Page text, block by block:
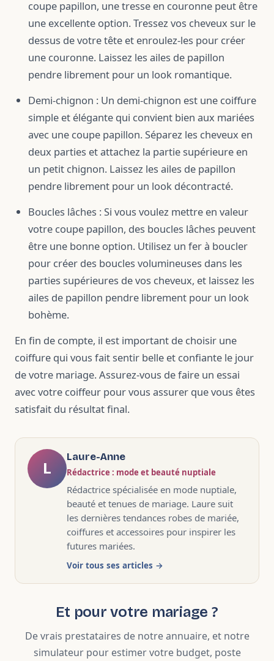
coupe papillon, une tresse en couronne peut être
une excellente option. Tressez vos cheveux sur le
dessus de votre tête et enroulez-les pour créer
une couronne. Laissez les ailes de papillon
pendre librement pour un look romantique.
Demi-chignon : Un demi-chignon est une coiffure
simple et élégante qui convient bien aux mariées
avec une coupe papillon. Séparez les cheveux en
deux parties et attachez la partie supérieure en
un petit chignon. Laissez les ailes de papillon
pendre librement pour un look décontracté.
Boucles lâches : Si vous voulez mettre en valeur
votre coupe papillon, des boucles lâches peuvent
être une bonne option. Utilisez un fer à boucler
pour créer des boucles volumineuses dans les
parties supérieures de vos cheveux, et laissez les
ailes de papillon pendre librement pour un look
bohème.
En fin de compte, il est important de choisir une
coiffure qui vous fait sentir belle et confiante le jour
de votre mariage. Assurez-vous de faire un essai
avec votre coiffeur pour vous assurer que vous êtes
satisfait du résultat final.
L
Laure-Anne
Rédactrice : mode et beauté nuptiale
Rédactrice spécialisée en mode nuptiale,
beauté et tenues de mariage. Laure suit
les dernières tendances robes de mariée,
coiffures et accessoires pour inspirer les
futures mariées.
Voir tous ses articles →
Et pour votre mariage ?
De vrais prestataires de notre annuaire, et notre
simulateur pour estimer votre budget, poste